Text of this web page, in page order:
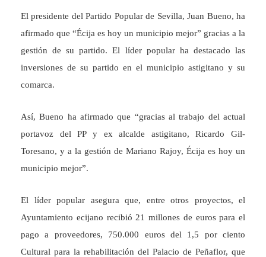
El presidente del Partido Popular de Sevilla, Juan Bueno, ha
afirmado que “Écija es hoy un municipio mejor” gracias a la
gestión de su partido. El líder popular ha destacado las
inversiones de su partido en el municipio astigitano y su
comarca.
Así, Bueno ha afirmado que “gracias al trabajo del actual
portavoz del PP y ex alcalde astigitano, Ricardo Gil-
Toresano, y a la gestión de Mariano Rajoy, Écija es hoy un
municipio mejor”.
El líder popular asegura que, entre otros proyectos, el
Ayuntamiento ecijano recibió 21 millones de euros para el
pago a proveedores, 750.000 euros del 1,5 por ciento
Cultural para la rehabilitación del Palacio de Peñaflor, que